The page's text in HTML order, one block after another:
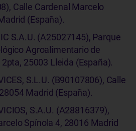
Calle Cardenal Marcelo
(España).
S.A.U. (A25027145), Parque
Agroalimentario de
25003 Lleida (España).
, S.L.U. (B90107806), Calle
Madrid (España).
S.A.U. (A28816379),
Spínola 4, 28016 Madrid